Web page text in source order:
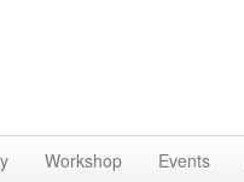
Workshop Events